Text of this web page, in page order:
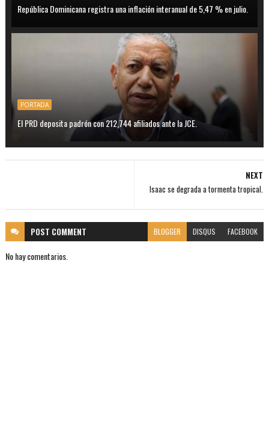
República Dominicana registra una inflación interanual de 5,47 % en julio.
PORTADA
El PRD deposita padrón con 212,744 afiliados ante la JCE.
NEXT
Isaac se degrada a tormenta tropical.
POST COMMENT BLOGGER DISQUS FACEBOOK
No hay comentarios.